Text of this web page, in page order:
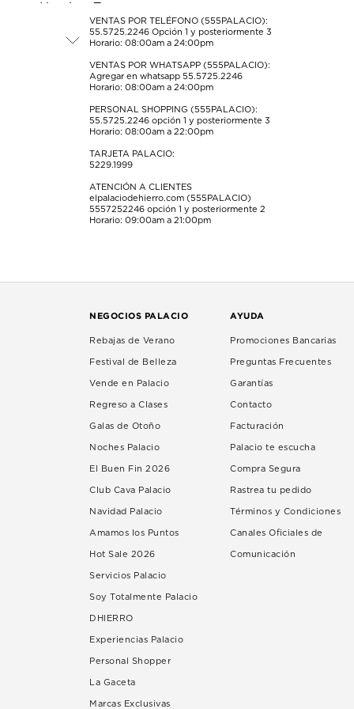
formulario
de
formulario
de
formulario
de
formulario
de
formulario
de
envío.
VENTAS POR TELÉFONO (555PALACIO):
55.5725.2246 Opción 1 y posteriormente 3
Horario: 08:00am a 24:00pm
VENTAS POR WHATSAPP (555PALACIO):
Agregar en whatsapp 55.5725.2246
Horario: 08:00am a 24:00pm
PERSONAL SHOPPING (555PALACIO):
55.5725.2246 opción 1 y posteriormente 3
Horario: 08:00am a 22:00pm
TARJETA PALACIO:
5229.1999
ATENCIÓN A CLIENTES
elpalaciodehierro.com (555PALACIO)
5557252246 opción 1 y posteriormente 2
Horario: 09:00am a 21:00pm
NEGOCIOS PALACIO
Rebajas de Verano
Festival de Belleza
Vende en Palacio
Regreso a Clases
Galas de Otoño
Noches Palacio
El Buen Fin 2026
Club Cava Palacio
Navidad Palacio
Amamos los Puntos
Hot Sale 2026
Servicios Palacio
Soy Totalmente Palacio
DHIERRO
Experiencias Palacio
Personal Shopper
La Gaceta
Marcas Exclusivas
AYUDA
Promociones Bancarias
Preguntas Frecuentes
Garantías
Contacto
Facturación
Palacio te escucha
Compra Segura
Rastrea tu pedido
Términos y Condiciones
Canales Oficiales de
Comunicación